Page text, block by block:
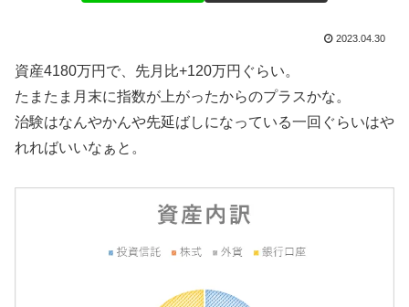
2023.04.30
資産4180万円で、先月比+120万円ぐらい。
たまたま月末に指数が上がったからのプラスかな。
治験はなんやかんや先延ばしになっている一回ぐらいはや
れればいいなぁと。